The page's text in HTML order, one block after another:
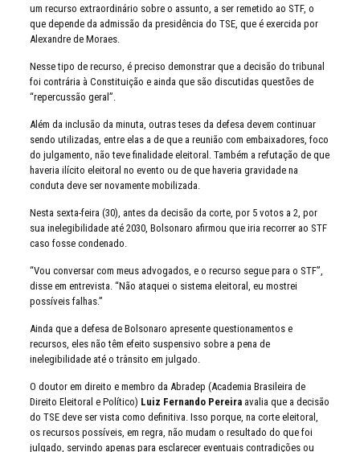
um recurso extraordinário sobre o assunto, a ser remetido ao STF, o
que depende da admissão da presidência do TSE, que é exercida por
Alexandre de Moraes.
Nesse tipo de recurso, é preciso demonstrar que a decisão do tribunal
foi contrária à Constituição e ainda que são discutidas questões de
“repercussão geral”.
Além da inclusão da minuta, outras teses da defesa devem continuar
sendo utilizadas, entre elas a de que a reunião com embaixadores, foco
do julgamento, não teve finalidade eleitoral. Também a refutação de que
haveria ilícito eleitoral no evento ou de que haveria gravidade na
conduta deve ser novamente mobilizada.
Nesta sexta-feira (30), antes da decisão da corte, por 5 votos a 2, por
sua inelegibilidade até 2030, Bolsonaro afirmou que iria recorrer ao STF
caso fosse condenado.
“Vou conversar com meus advogados, e o recurso segue para o STF”,
disse em entrevista. “Não ataquei o sistema eleitoral, eu mostrei
possíveis falhas.”
Ainda que a defesa de Bolsonaro apresente questionamentos e
recursos, eles não têm efeito suspensivo sobre a pena de
inelegibilidade até o trânsito em julgado.
O doutor em direito e membro da Abradep (Academia Brasileira de
Direito Eleitoral e Político) Luiz Fernando Pereiraavalia que a decisão
do TSE deve ser vista como definitiva. Isso porque, na corte eleitoral,
os recursos possíveis, em regra, não mudam o resultado do que foi
julgado, servindo apenas para esclarecer eventuais contradições ou